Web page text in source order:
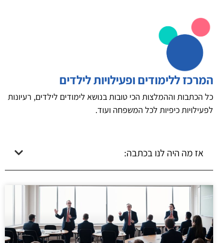
המרכז ללימודים ופעילויות לילדים
כל הכתבות וההמלצות הכי טובות בנושא לימודים לילדים, רעיונות
לפעילויות כיפיות לכל המשפחה ועוד.
אז מה היה לנו בכתבה: